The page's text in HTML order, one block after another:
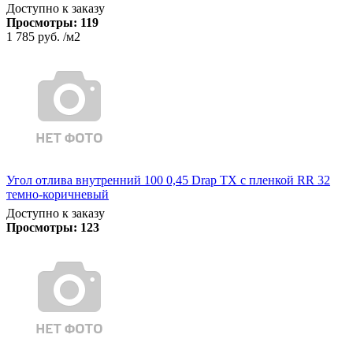
Доступно к заказу
Просмотры: 119
1 785 руб. /м2
Угол отлива внутренний 100 0,45 Drap TX с пленкой RR 32
темно-коричневый
Доступно к заказу
Просмотры: 123